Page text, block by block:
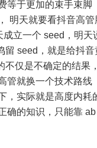
等于更加的束手束脚
明天就要看抖音高
成立一个 seed，明天
留 seed，就是给抖音
不仅是不确定的结果
管就换一个技术路线
，实际就是高度内耗
确的知识，只能靠